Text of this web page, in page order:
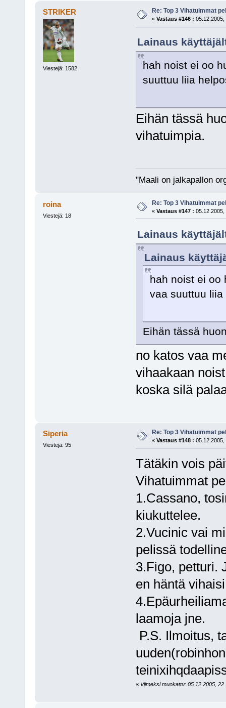
STRIKER
Viestejä: 1582
Re: Top 3 Vihatuimmat
« Vastaus #146 : 05.12.2005,
Lainaus
hah noist ei oo
suuttuu liia
Eihän tässä
vihatuimpia.
"Maali on jalkapallon
roina
Viestejä: 18
Re: Top 3 Vihatuimmat
« Vastaus #147 : 05.12.2005,
Lainaus
Lainaus
hah noist ei oo
vaa suuttuu
Eihän tässä
no katos vaa
vihaakaan
koska silä
Siperia
Viestejä: 95
Re: Top 3 Vihatuimmat
« Vastaus #148 : 05.12.2005,
Tätäkin vois
Vihatuimmat
1.Cassano,
kiukuttelee.
2.Vucinic vai
pelissä
3.Figo, petturi.
en häntä
laamoja jne.
P.S. Ilmoitus,
« Viimeksi muokattu: 05.12.2005,